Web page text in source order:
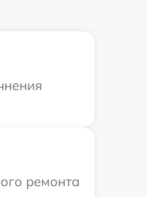
ремонта